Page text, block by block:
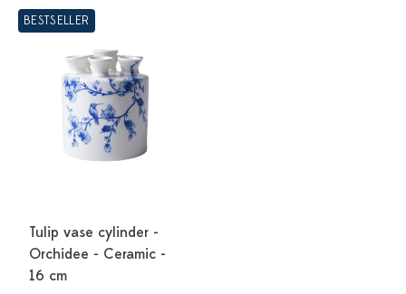
BESTSELLER
Tulip vase cylinder -
Orchidee - Ceramic -
16 cm